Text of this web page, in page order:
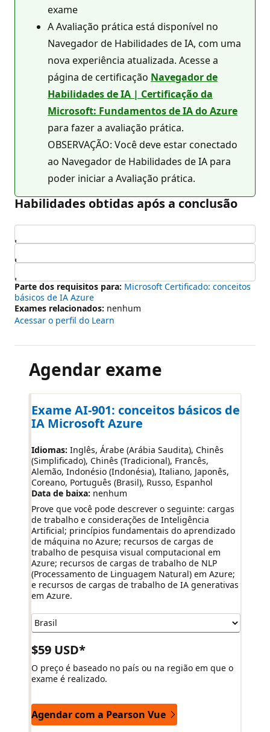
exame
A Avaliação prática está disponível no
Navegador de Habilidades de IA, com uma
nova experiência atualizada. Acesse a
página de certificação Navegador de
Habilidades de IA | Certificação da
Microsoft: Fundamentos de IA do Azure
para fazer a avaliação prática.
OBSERVAÇÃO: Você deve estar conectado
ao Navegador de Habilidades de IA para
poder iniciar a Avaliação prática.
Habilidades obtidas após a conclusão
Parte dos requisitos para: Microsoft Certificado: conceitos
básicos de IA Azure
Exames relacionados: nenhum
Acessar o perfil do Learn
Agendar exame
Exame AI-901: conceitos básicos de
IA Microsoft Azure
Idiomas: Inglês, Árabe (Arábia Saudita), Chinês
(Simplificado), Chinês (Tradicional), Francês,
Alemão, Indonésio (Indonésia), Italiano, Japonês,
Coreano, Português (Brasil), Russo, Espanhol
Data de baixa: nenhum
Prove que você pode descrever o seguinte: cargas
de trabalho e considerações de Inteligência
Artificial; princípios fundamentais do aprendizado
de máquina no Azure; recursos de cargas de
trabalho de pesquisa visual computacional em
Azure; recursos de cargas de trabalho de NLP
(Processamento de Linguagem Natural) em Azure;
e recursos de cargas de trabalho de IA generativas
em Azure.
$59 USD*
O preço é baseado no país ou na região em que o
exame é realizado.
Agendar com a Pearson Vue